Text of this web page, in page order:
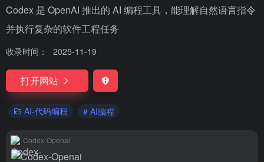
Codex 是 OpenAI 推出的 AI 编程工具，能理解自然语言指令
并执行复杂的软件工程任务
收录时间： 2025-11-19
打开网站
AI-代码编程 # AI编程
Codex-Openai